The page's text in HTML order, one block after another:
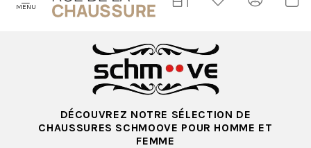
MENU
DÉCOUVREZ NOTRE SÉLECTION DE
CHAUSSURES SCHMOOVE POUR HOMME ET
FEMME